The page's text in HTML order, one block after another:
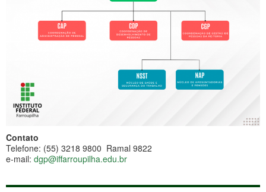
Contato
Telefone: (55) 3218 9800 Ramal 9822
e-mail: dgp@iffarroupilha.edu.br